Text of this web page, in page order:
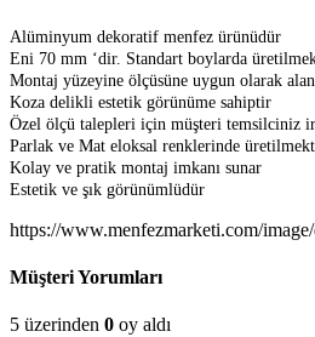
Alüminyum dekoratif menfez ürünüdür
Eni 70 mm ‘dir. Standart boylarda
Montaj yüzeyine ölçüsüne uygun olarak
Koza delikli estetik görünüme sahiptir
Özel ölçü talepleri için müşteri temsilciniz
Parlak ve Mat eloksal renklerinde
Kolay ve pratik montaj imkanı sunar
Estetik ve şık görünümlüdür
https://www.menfezmarketi.com/
Müşteri Yorumları
5 üzerinden 0 oy aldı